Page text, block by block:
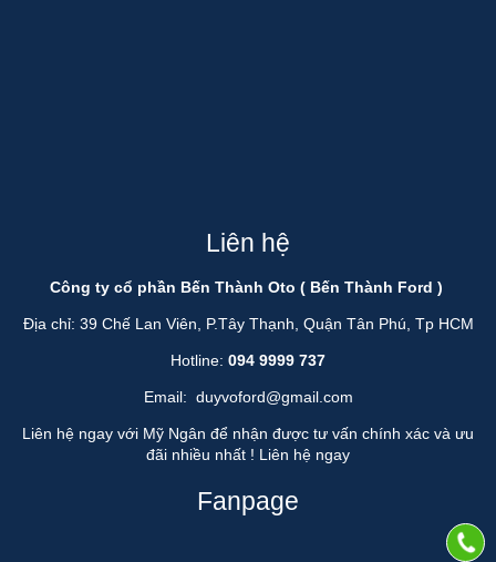
Liên hệ
Công ty cổ phần Bến Thành Oto ( Bến Thành Ford )
Địa chỉ: 39 Chế Lan Viên, P.Tây Thạnh, Quận Tân Phú, Tp HCM
Hotline: 094 9999 737
Email: duyvoford@gmail.com
Liên hệ ngay với Mỹ Ngân để nhận được tư vấn chính xác và ưu
đãi nhiều nhất ! Liên hệ ngay
Fanpage